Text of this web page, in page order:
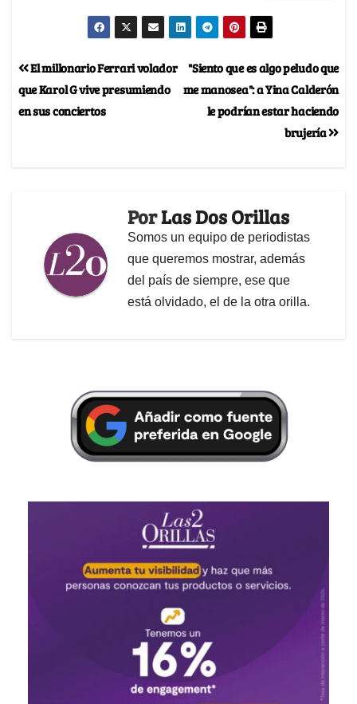
"Siento que es algo peludo que
me manosea": a Yina Calderón
le podrían estar haciendo
brujería
El millonario Ferrari volador
que Karol G vive presumiendo
en sus conciertos
PorLas Dos Orillas
Somos un equipo de periodistas
que queremos mostrar, además
del país de siempre, ese que
está olvidado, el de la otra orilla.